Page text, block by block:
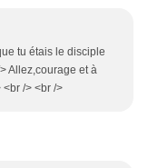
tu étais le disciple
Allez,courage et à
/> <br />